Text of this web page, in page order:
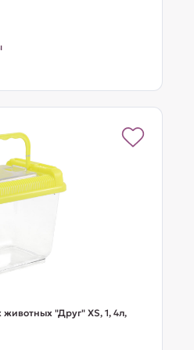
"Друг" XS, 1, 4л,